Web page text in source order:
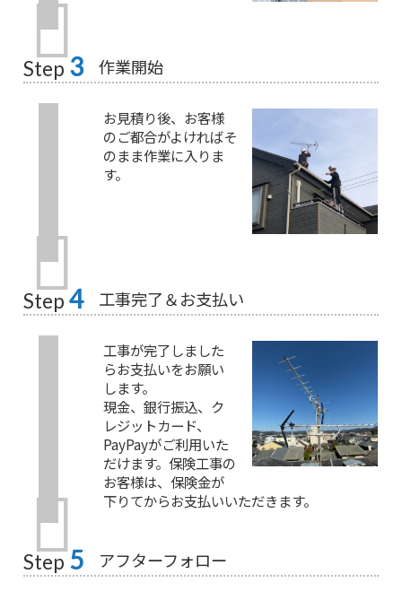
Step 3 作業開始
お見積り後、お客様
のご都合がよければそ
のまま作業に入りま
す。
Step 4 工事完了＆お支払い
工事が完了しました
らお支払いをお願い
します。
現金、銀行振込、ク
レジットカード、
PayPayがご利用いた
だけます。保険工事の
お客様は、保険金が
下りてからお支払いいただきます。
Step 5 アフターフォロー